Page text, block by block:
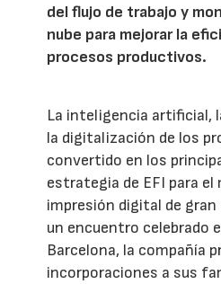
del flujo de trabajo y
nube para mejorar la
procesos productivos.
La inteligencia artificial,
la digitalización de los
convertido en los
estrategia de EFI para el
impresión digital de
un encuentro celebrado
Barcelona, la compañía
incorporaciones a sus